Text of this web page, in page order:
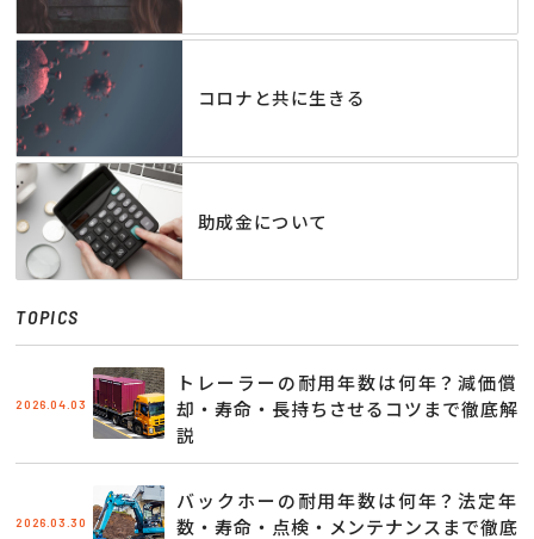
コロナと共に生きる
助成金について
TOPICS
2026.04.03
トレーラーの耐用年数は何年？減価償
却・寿命・長持ちさせるコツまで徹底解
説
2026.03.30
バックホーの耐用年数は何年？法定年
数・寿命・点検・メンテナンスまで徹底